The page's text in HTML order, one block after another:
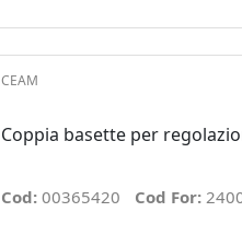
CEAM
Coppia basette per
Cod: 00365420 Cod For: